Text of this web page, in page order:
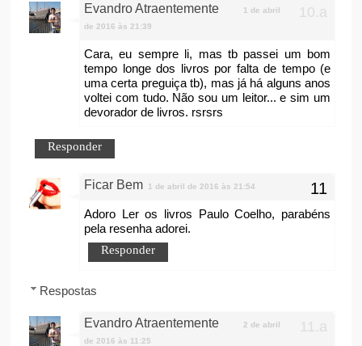
Evandro Atraentemente
1 de abril
de 2016 às 21:39
Cara, eu sempre li, mas tb passei um bom
tempo longe dos livros por falta de tempo (e
uma certa preguiça tb), mas já há alguns anos
voltei com tudo. Não sou um leitor... e sim um
devorador de livros. rsrsrs
Responder
Ficar Bem 1 de abril de 2016 às 21:54
Adoro Ler os livros Paulo Coelho, parabéns
pela resenha adorei.
Responder
Respostas
Evandro Atraentemente
2 de abril
de 2016 às 11:25